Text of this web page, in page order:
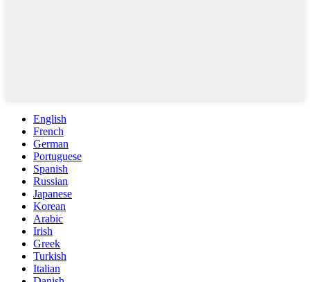
English
French
German
Portuguese
Spanish
Russian
Japanese
Korean
Arabic
Irish
Greek
Turkish
Italian